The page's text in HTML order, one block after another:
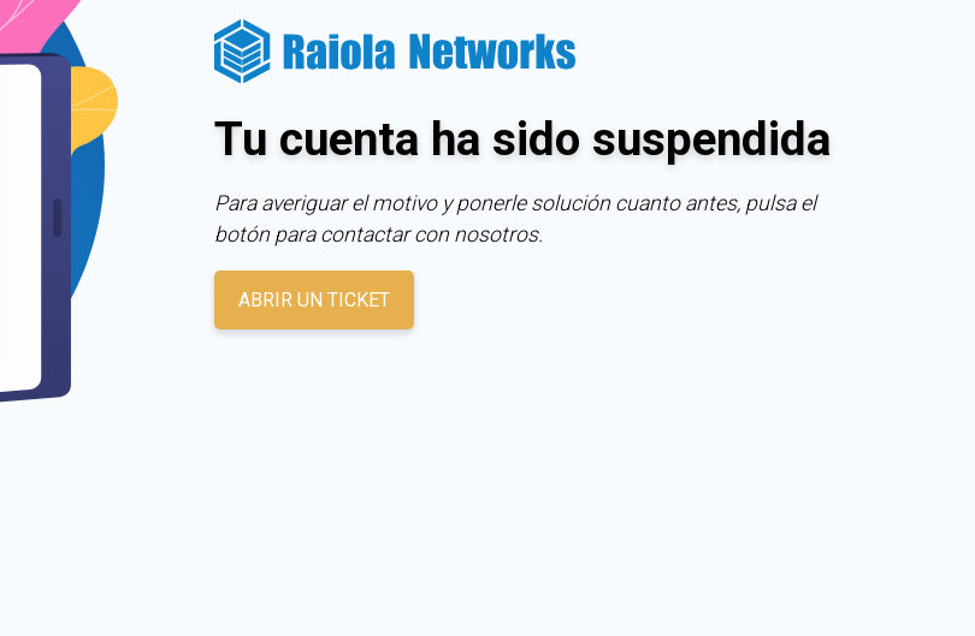
Tu cuenta ha sido suspendida
Para averiguar el motivo y ponerle solución cuanto antes, pulsa el
botón para contactar con nosotros.
ABRIR UN TICKET